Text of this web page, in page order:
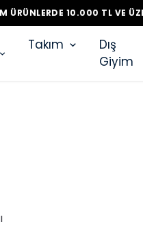
FARKSIZ 4 TAKSIT!
Takım
Dış
Giyim